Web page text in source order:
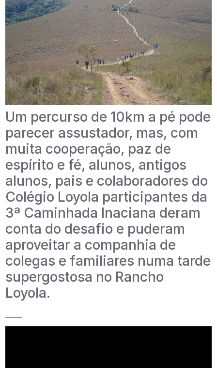
Um percurso de 10km a pé pode
parecer assustador, mas, com
muita cooperação, paz de
espírito e fé, alunos, antigos
alunos, pais e colaboradores do
Colégio Loyola participantes da
3ª Caminhada Inaciana deram
conta do desafio e puderam
aproveitar a companhia de
colegas e familiares numa tarde
supergostosa no Rancho
Loyola.